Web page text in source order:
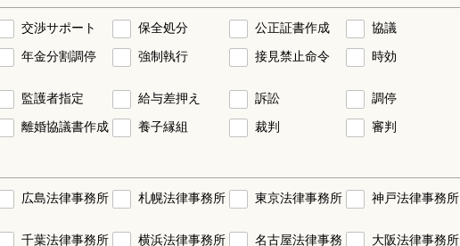
交渉サポート 保全処分 公正証書作成
協議
年金分割調停 強制執行 接見禁止命令 時効
監護者指定 給与差押え 訴訟
調停
離婚協議書作成 養子縁組 裁判
審判
広島法律事務所 札幌法律事務所 東京法律事務所 神戸法律事務所
千葉法律事務所 横浜法律事務所
名古屋法律事務
大阪法律事務所